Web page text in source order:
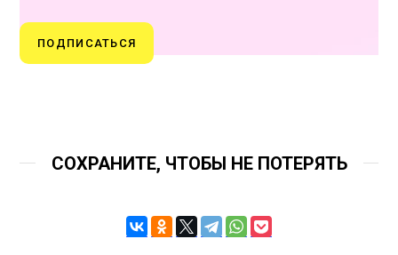
ПОДПИСАТЬСЯ
СОХРАНИТЕ, ЧТОБЫ НЕ ПОТЕРЯТЬ